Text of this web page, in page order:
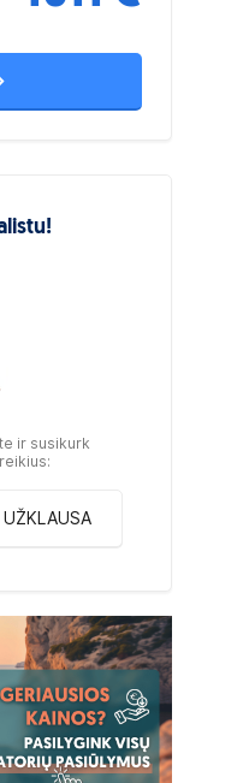
ir susikurk
UŽKLAUSA